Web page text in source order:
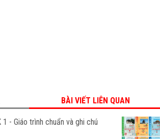
BÀI VIẾT LIÊN QUAN
- Giáo trình chuẩn và ghi chú